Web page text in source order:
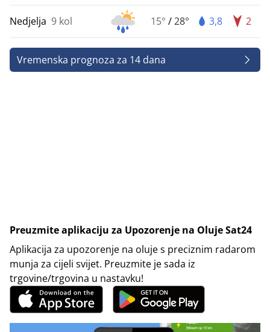
Nedjelja 9 kol 15° /28° 3,8 2
Vremenska prognoza za 14 dana
Preuzmite aplikaciju za Upozorenje na Oluje Sat24
Aplikacija za upozorenje na oluje s preciznim radarom
munja za cijeli svijet. Preuzmite je sada iz
trgovine/trgovina u nastavku!